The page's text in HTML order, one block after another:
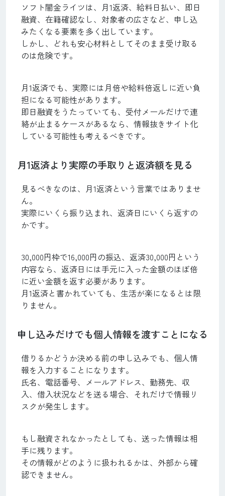
ソフト闇金ライツは、月1返済、給料日払い、即日
融資、在籍確認なし、対象者の広さなど、申し込
みたくなる要素を多く出しています。
しかし、どれも安心材料としてそのまま受け取る
のは危険です。
月1返済でも、実際には月倍や給料倍返しに近い負
担になる可能性があります。
即日融資をうたっていても、受付メールだけで連
絡が止まるケースがあるなら、情報抜きサイト化
している可能性も考えるべきです。
月1返済より実際の手取りと返済額を見る
見るべきなのは、月1返済という言葉ではありませ
ん。
実際にいくら振り込まれ、返済日にいくら返すの
かです。
30,000円枠で16,000円の振込、返済30,000円という
内容なら、返済日には手元に入った金額のほぼ倍
に近い金額を返す必要があります。
月1返済と書かれていても、生活が楽になるとは限
りません。
申し込みだけでも個人情報を渡すことになる
借りるかどうか決める前の申し込みでも、個人情
報を入力することになります。
氏名、電話番号、メールアドレス、勤務先、収
入、借入状況などを送る場合、それだけで情報リ
スクが発生します。
もし融資されなかったとしても、送った情報は相
手に残ります。
その情報がどのように扱われるかは、外部から確
認できません。